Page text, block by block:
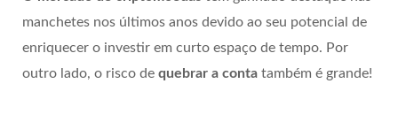
manchetes nos últimos anos devido ao seu potencial de
enriquecer o investir em curto espaço de tempo. Por
outro lado, o risco de quebrar a conta também é grande!